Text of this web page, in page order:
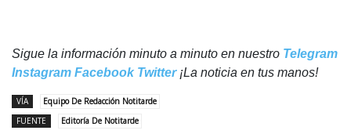
Sigue la información minuto a minuto en nuestro Telegram
Instagram Facebook Twitter¡La noticia en tus manos!
VÍA
Equipo De Redacción Notitarde
FUENTE
Editoría De Notitarde